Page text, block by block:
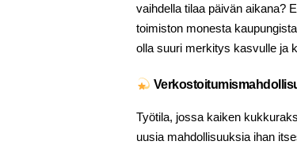
vaihdella tilaa päivän aikana?
toimiston monesta
olla suuri merkitys kasvulle ja
Työtila, jossa kaiken
uusia mahdollisuuksia ihan